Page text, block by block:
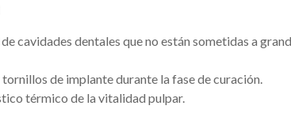
cavidades dentales que no están sometidas a
de implante durante la fase de curación.
térmico de la vitalidad pulpar.